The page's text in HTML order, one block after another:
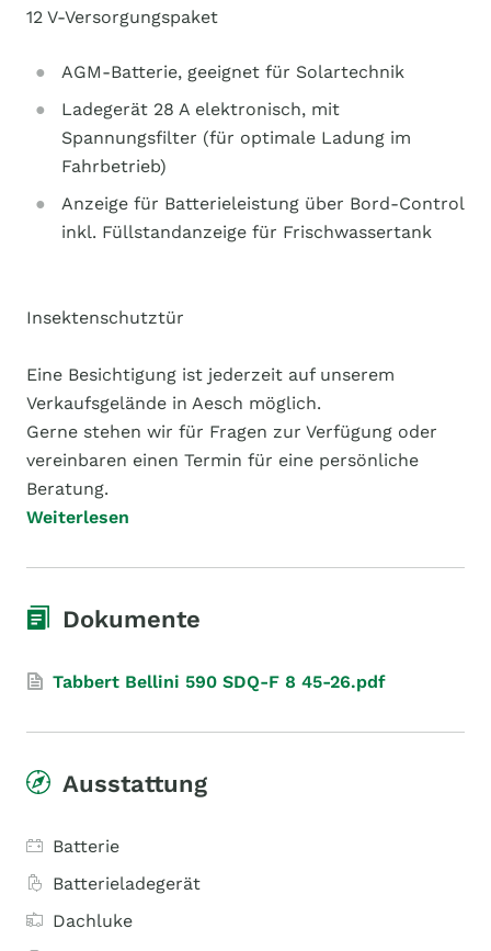
12 V-Versorgungspaket
AGM-Batterie, geeignet für Solartechnik
Ladegerät 28 A elektronisch, mit
Spannungsfilter (für optimale Ladung im
Fahrbetrieb)
Anzeige für Batterieleistung über Bord-Control
inkl. Füllstandanzeige für Frischwassertank
Insektenschutztür
Eine Besichtigung ist jederzeit auf unserem
Verkaufsgelände in Aesch möglich.
Gerne stehen wir für Fragen zur Verfügung oder
vereinbaren einen Termin für eine persönliche
Beratung.
Weiterlesen
Dokumente
Tabbert Bellini 590 SDQ-F 8 45-26.pdf
Ausstattung
Batterie
Batterieladegerät
Dachluke